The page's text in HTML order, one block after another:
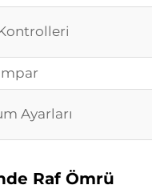
Ayarları
Raf Ömrü